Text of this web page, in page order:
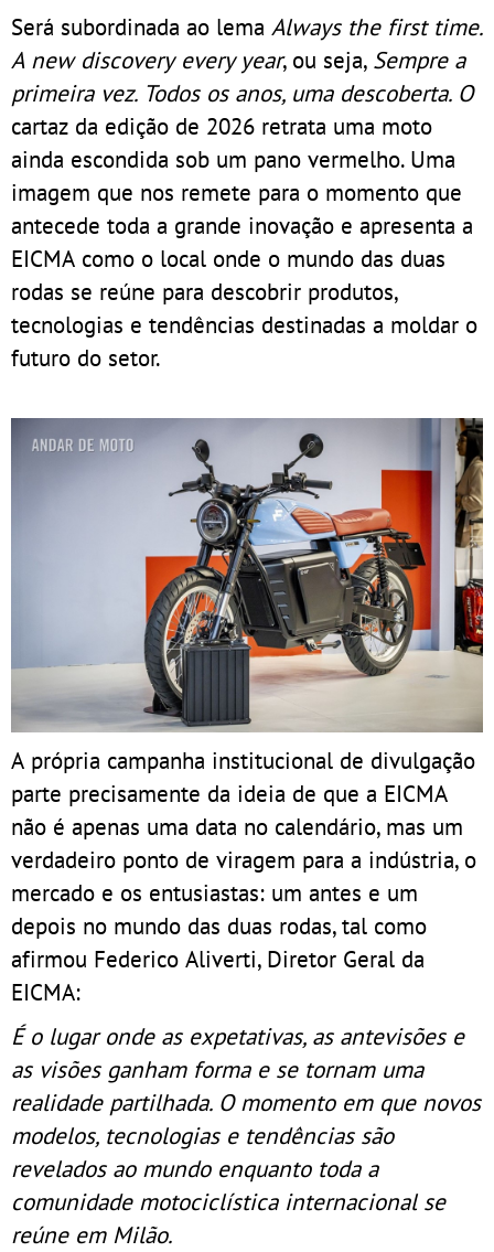
Será subordinada ao lema Always the first time.
A new discovery every year, ou seja, Sempre a
primeira vez. Todos os anos, uma descoberta. O
cartaz da edição de 2026 retrata uma moto
ainda escondida sob um pano vermelho. Uma
imagem que nos remete para o momento que
antecede toda a grande inovação e apresenta a
EICMA como o local onde o mundo das duas
rodas se reúne para descobrir produtos,
tecnologias e tendências destinadas a moldar o
futuro do setor.
A própria campanha institucional de divulgação
parte precisamente da ideia de que a EICMA
não é apenas uma data no calendário, mas um
verdadeiro ponto de viragem para a indústria, o
mercado e os entusiastas: um antes e um
depois no mundo das duas rodas, tal como
afirmou Federico Aliverti, Diretor Geral da
EICMA:
É o lugar onde as expetativas, as antevisões e
as visões ganham forma e se tornam uma
realidade partilhada. O momento em que novos
modelos, tecnologias e tendências são
revelados ao mundo enquanto toda a
comunidade motociclística internacional se
reúne em Milão.